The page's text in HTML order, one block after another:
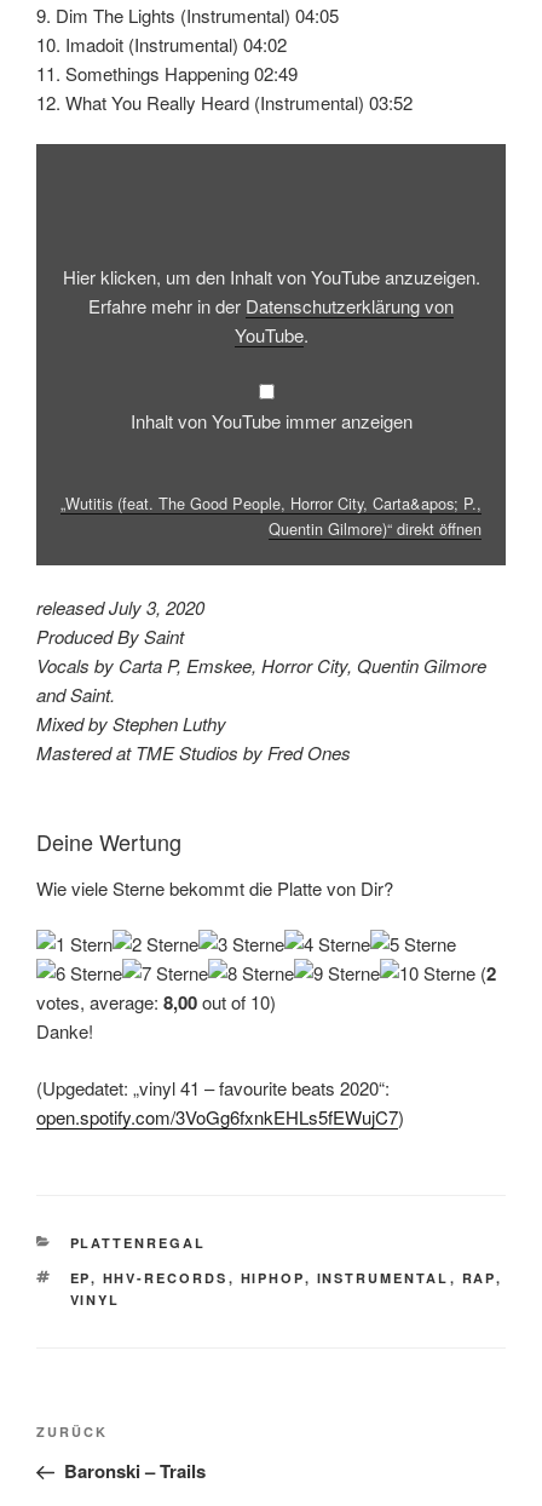
9. Dim The Lights (Instrumental) 04:05
10. Imadoit (Instrumental) 04:02
11. Somethings Happening 02:49
12. What You Really Heard (Instrumental) 03:52
„Wutitis
Carta&apos;
Quentin
Gilmore)“
Hier klicken, um den Inhalt von YouTube anzuzeigen.
Erfahre mehr in der Datenschutzerklärung von
YouTube.
Inhalt von YouTube immer anzeigen
„Wutitis (feat. The Good People, Horror City, Carta&apos; P.,
Quentin Gilmore)“ direkt öffnen
released July 3, 2020
Produced By Saint
Vocals by Carta P, Emskee, Horror City, Quentin Gilmore
and Saint.
Mixed by Stephen Luthy
Mastered at TME Studios by Fred Ones
Deine Wertung
Wie viele Sterne bekommt die Platte von Dir?
(2
votes, average: 8,00out of 10)
Danke!
(Upgedatet: „vinyl 41 – favourite beats 2020“:
open.spotify.com/3VoGg6fxnkEHLs5fEWujC7)
KATEGORIEN
PLATTENREGAL
SCHLAGWÖRTER
EP, HHV-RECORDS , HIPHOP, INSTRUMENTAL , RAP,
VINYL
Beitragsnavigation
Vorheriger
Beitrag
ZURÜCK
Baronski – Trails